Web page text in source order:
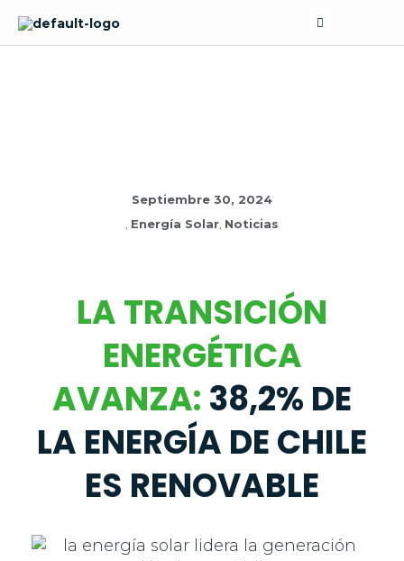
content
Septiembre 30, 2024
Energía Solar Noticias
LA TRANSICIÓN
ENERGÉTICA
AVANZA: 38,2% DE
LA ENERGÍA DE CHILE
ES RENOVABLE